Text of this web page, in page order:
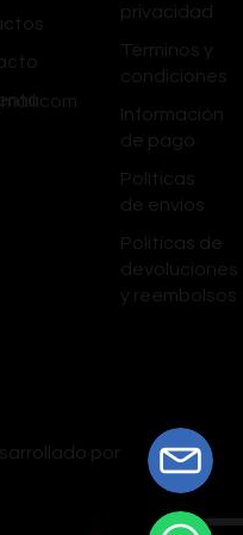
privacidad
Términos y
condiciones
Información
de pago
Políticas
de envíos
Políticas de
devoluciones
y reembolsos
por